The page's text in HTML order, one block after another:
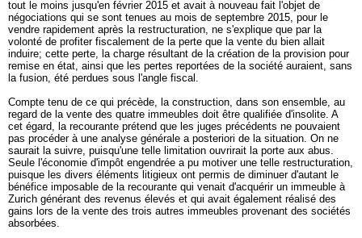
tout le moins jusqu'en février 2015 et avait à nouveau fait l'objet de
négociations qui se sont tenues au mois de septembre 2015, pour le
vendre rapidement après la restructuration, ne s'explique que par la
volonté de profiter fiscalement de la perte que la vente du bien allait
induire; cette perte, la charge résultant de la création de la provision pour
remise en état, ainsi que les pertes reportées de la société auraient, sans
la fusion, été perdues sous l'angle fiscal.
Compte tenu de ce qui précède, la construction, dans son ensemble, au
regard de la vente des quatre immeubles doit être qualifiée d'insolite. A
cet égard, la recourante prétend que les juges précédents ne pouvaient
pas procéder à une analyse générale a posteriori de la situation. On ne
saurait la suivre, puisqu'une telle limitation ouvrirait la porte aux abus.
Seule l'économie d'impôt engendrée a pu motiver une telle restructuration,
puisque les divers éléments litigieux ont permis de diminuer d'autant le
bénéfice imposable de la recourante qui venait d'acquérir un immeuble à
Zurich générant des revenus élevés et qui avait également réalisé des
gains lors de la vente des trois autres immeubles provenant des sociétés
absorbées.